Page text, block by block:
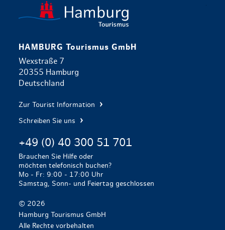
HAMBURG Tourismus GmbH
Wexstraße 7
20355 Hamburg
Deutschland
Zur Tourist Information
Schreiben Sie uns
+49 (0) 40 300 51 701
Brauchen Sie Hilfe oder
möchten telefonisch buchen?
Mo - Fr: 9:00 - 17:00 Uhr
Samstag, Sonn- und Feiertag geschlossen
© 2026
Hamburg Tourismus GmbH
Alle Rechte vorbehalten